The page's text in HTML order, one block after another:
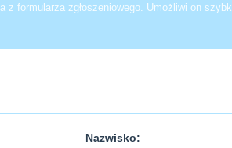
formularza zgłoszeniowego. Umożliwi on
Nazwisko: